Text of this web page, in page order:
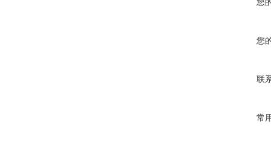
您
联
常